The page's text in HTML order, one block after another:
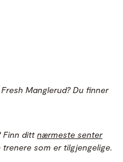
Manglerud? Du finner
Finn dittnærmeste senter
som er tilgjengelige.